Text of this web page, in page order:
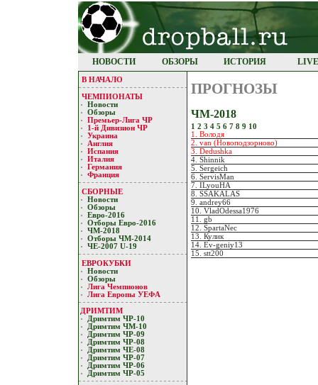
НОВОСТИ ОБЗОРЫ ИСТОРИЯ
В НАЧАЛО
ЧЕМПИОНАТЫ
Новости
Обзоры
Премьер-Лигa ЧР
1-й Дивизион ЧР
Украина
Англия
Испания
Италия
Германия
Франция
СБОРНЫЕ
Новости
Обзоры
Евро-2016
Отборы Евро-2016
ЧМ-2018
Отборы ЧМ-2014
ЧЕ-2007 U-19
ЕВРОКУБКИ
Новости
Обзоры
Лигa Чемпиoнoв
Лига Европы УЕФA
ДРИМТИМ
Дримтим ЧР-10
Дримтим ЧМ-10
Дримтим ЧР-09
Дримтим ЧР-08
Дримтим ЧЕ-08
Дримтим ЧР-07
Дримтим ЧР-06
Дримтим ЧР-05
ПРОГНОЗЫ
ЧМ-2018
1 2 3 4 5 6 7 8 9 10
1. Володя
2. van (Новоподзорново)
3. Dedushka
4. Shinnik
5. Sergeich
6. ServisMan
7. ILyouHA
8. SSAKALAS
9. andrey66
10. VladOdessa1976
11. gb
12. SpartaNec
13. Кулик
14. Ev-geniy13
15. stt200